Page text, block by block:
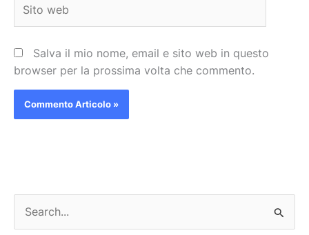
web
Salva il mio nome, email e sito web in questo
browser per la prossima volta che commento.